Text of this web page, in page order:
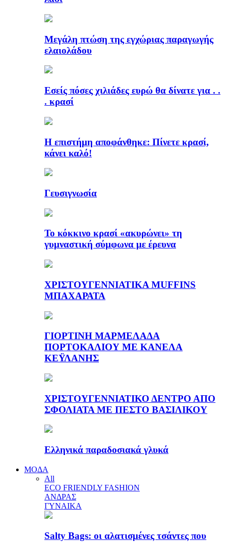
Μεγάλη πτώση της εγχώριας παραγωγής
ελαιολάδου
Εσείς πόσες χιλιάδες ευρώ θα δίνατε για . .
. κρασί
Η επιστήμη αποφάνθηκε: Πίνετε κρασί,
κάνει καλό!
Γευσιγνωσία
Το κόκκινο κρασί «ακυρώνει» τη
γυμναστική σύμφωνα με έρευνα
ΧΡΙΣΤΟΥΓΕΝΝΙΑΤΙΚΑ MUFFINS
ΜΠΑΧΑΡΑΤΑ
ΓΙΟΡΤΙΝΗ ΜΑΡΜΕΛΑΔΑ
ΠΟΡΤΟΚΑΛΙΟΥ ΜΕ ΚΑΝΕΛΑ
ΚΕΫΛΑΝΗΣ
ΧΡΙΣΤΟΥΓΕΝΝΙΑΤΙΚΟ ΔΕΝΤΡΟ ΑΠΟ
ΣΦΟΛΙΑΤΑ ΜΕ ΠΕΣΤΟ ΒΑΣΙΛΙΚΟΥ
Ελληνικά παραδοσιακά γλυκά
ΜΟΔΑ
All
ECO FRIENDLY FASHION
ΑΝΔΡΑΣ
ΓΥΝΑΙΚΑ
Salty Bags: οι αλατισμένες τσάντες που